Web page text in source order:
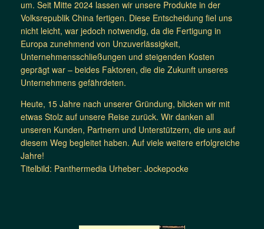
um. Seit Mitte 2024 lassen wir unsere Produkte in der
Volksrepublik China fertigen. Diese Entscheidung fiel uns
nicht leicht, war jedoch notwendig, da die Fertigung in
Europa zunehmend von Unzuverlässigkeit,
Unternehmensschließungen und steigenden Kosten
geprägt war – beides Faktoren, die die Zukunft unseres
Unternehmens gefährdeten.
Heute, 15 Jahre nach unserer Gründung, blicken wir mit
etwas Stolz auf unsere Reise zurück. Wir danken all
unseren Kunden, Partnern und Unterstützern, die uns auf
diesem Weg begleitet haben. Auf viele weitere erfolgreiche
Jahre!
Titelbild: Panthermedia Urheber: Jockepocke